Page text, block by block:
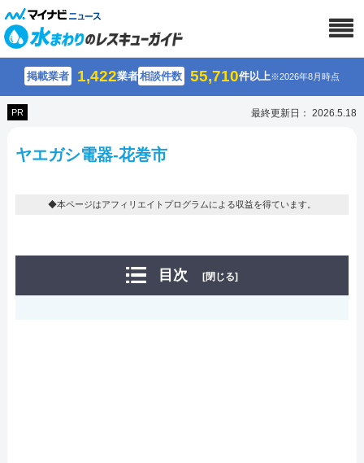
掲載業者 1,422業者相談件数 55,710件以上※2026年8月時点
PR 最終更新日： 2026.5.18
ヤエガシ電器-花巻市
◆本ページはアフィリエイトプログラムによる収益を得ています。
目次 [閉じる]